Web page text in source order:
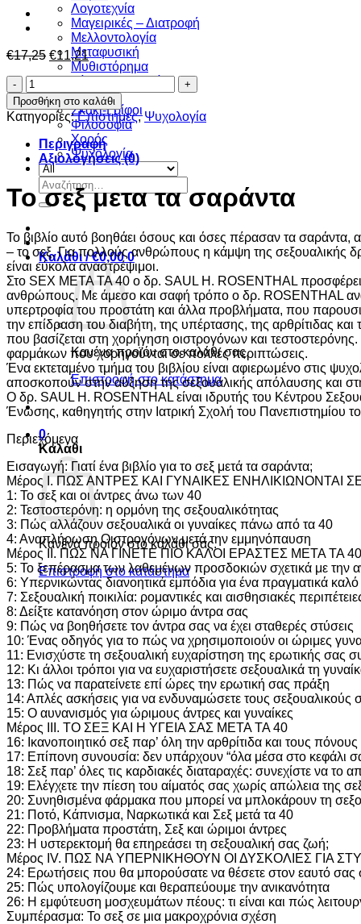
Λογοτεχνία
Μαγειρικές – Διατροφή
Μελλοντολογία
Μεταφυσική
Μυθιστόρημα
Ξένη πεζογραφία
Πολιτική
Σκάκι-Γρίφοι
Φιλοσοφία
Χορός
Ψυχολογία
Αναζήτηση
για:
Καλάθι /€0,00 0
Κανένα προϊόν στο καλάθι σας.
Επιστροφή στο κατάστημα
0
Καλάθι
Κανένα προϊόν στο καλάθι σας.
Επιστροφή στο κατάστημα
€17,25 Original
price
€17,25.
€11,21Η
τρέχουσα
είναι:
€11,21.
Το
σεξ
μετα
τα
σαράντα
ποσότητα
Προσθήκη στο καλάθι
Κατηγορίες:Επιστήμες,Ψυχολογία
Περιγραφή
Αξιολογήσεις (0)
Το σεξ μετα τα σαράντα
Το βιβλίο αυτό βοηθάει όσους και όσες πέρασαν τα
– το σεξ. Για πολλούς ανθρώπους η κάμψη της σεξουαλικής
είναι εύκολα αναστρέψιμοι.
Στο SEX ΜΕΤΑ ΤΑ 40 ο δρ. SAUL H. ROSENTHAL προσφέρει
ανθρώπους. Με άμεσο και σαφή τρόπο ο δρ. ROSENTHAL
υπερτροφία του προστάτη και άλλα προβλήματα, που
την επίδραση του διαβήτη, της υπέρτασης, της αρθρίτιδας
που βασίζεται στη χορήγηση οιστρογόνων και τεστοστερόνης.
φαρμάκων που χορηγούνται σε πολλές περιπτώσεις.
Ένα εκτεταμένο τμήμα του βιβλίου είναι αφιερωμένο στις
αποσκοπούν στην αύξηση της σεξουαλικής απόλαυσης και
Ο δρ. SAUL H. ROSENTHAL είναι ιδρυτής του Κέντρου
Ένωσης, καθηγητής στην Ιατρική Σχολή του Πανεπιστημίου
Περιεχόμενα
Εισαγωγή: Γιατί ένα βιβλίο για το σεξ μετά τα σαράντα;
Μέρος Ι. ΠΩΣ ΑΝΤΡΕΣ ΚΑΙ ΓΥΝΑΙΚΕΣ ΕΝΗΛΙΚΙΩΝΟΝΤΑΙ
1: Το σεξ και οι άντρες άνω των 40
2: Τεστοστερόνη: η ορμόνη της σεξουαλικότητας
3: Πώς αλλάζουν σεξουαλικά οι γυναίκες πάνω από τα 40
4: Αναπλήρωση Οιστρογόνων μετά την εμμηνόπαυση
Μέρος II. ΠΩΣ ΝΑ ΓΙΝΕΤΕ ΠΙΟ ΚΑΛΟΙ ΕΡΑΣΤΕΣ ΜΕΤΑ ΤΑ 40
5: Το ξεπέρασμα των λαθεμένων προσδοκιών σχετικά με την
6: Υπερνικώντας διανοητικά εμπόδια για ένα πραγματικά καλό
7: Σεξουαλική ποικιλία: ρομαντικές και αισθησιακές
8: Δείξτε κατανόηση στον ώριμο άντρα σας
9: Πώς να βοηθήσετε τον άντρα σας να έχει σταθερές στύσεις
10: Ένας οδηγός για το πώς να χρησιμοποιούν οι ώριμες
11: Ενισχύστε τη σεξουαλική ευχαρίστηση της ερωτικής σας
12: Κι άλλοι τρόποι για να ευχαριστήσετε σεξουαλικά τη
13: Πώς να παρατείνετε επί ώρες την ερωτική σας πράξη
14: Απλές ασκήσεις για να ενδυναμώσετε τους σεξουαλικούς
15: Ο αυνανισμός για ώριμους άντρες και γυναίκες
Μέρος III. ΤΟ ΣΕΞ ΚΑΙ Η ΥΓΕΙΑ ΣΑΣ ΜΕΤΑ ΤΑ 40
16: Ικανοποιητικό σεξ παρ’ όλη την αρθρίτιδα και τους
17: Επίπονη συνουσία: δεν υπάρχουν “όλα μέσα στο κεφάλι
18: Σεξ παρ’ όλες τις καρδιακές διαταραχές: συνεχίστε να το
19: Ελέγχετε την πίεση του αίματός σας χωρίς απώλεια της
20: Συνηθισμένα φάρμακα που μπορεί να μπλοκάρουν τη
21: Ποτό, Κάπνισμα, Ναρκωτικά και Σεξ μετά τα 40
22: Προβλήματα προστάτη, Σεξ και ώριμοι άντρες
23: Η υστερεκτομή θα επηρεάσει τη σεξουαλική σας ζωή;
Μέρος IV. ΠΩΣ ΝΑ ΥΠΕΡΝΙΚΗΘΟΥΝ ΟΙ ΔΥΣΚΟΛΙΕΣ ΓΙΑ
24: Ερωτήσεις που θα μπορούσατε να θέσετε στον εαυτό σας
25: Πώς υπολογίζουμε και θεραπεύουμε την ανικανότητα
26: Η εμφύτευση μοσχευμάτων πέους: τι είναι και πώς
Συμπέρασμα: Το σεξ σε μια μακροχρόνια σχέση